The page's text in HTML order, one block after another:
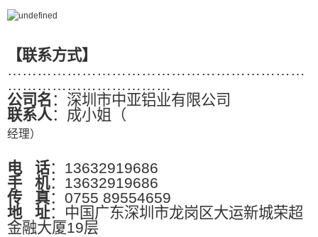
【联系方式】
……………………………………………………
……………………………
公司名 ：深圳市中亚铝业有限公司
联系人：成小姐（
经理）
电 话：13632919686
手 机：13632919686
传
真：0755 89554659
地
址：中国广东深圳市龙岗区大运新城荣超
金融大厦19层